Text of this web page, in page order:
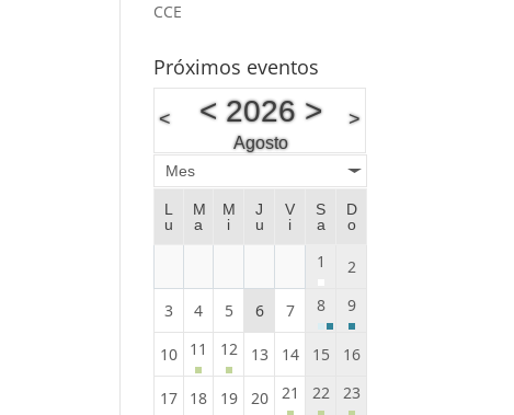
CCE
Próximos eventos
< <2026 >
Agosto
>
Mes
L
u
M
a
M
i
J
u
V
i
S
a
D
o
1 2
3 4 5 6 7 8 9
10 11 12 13 14 15 16
17 18 19 20 21 22 23